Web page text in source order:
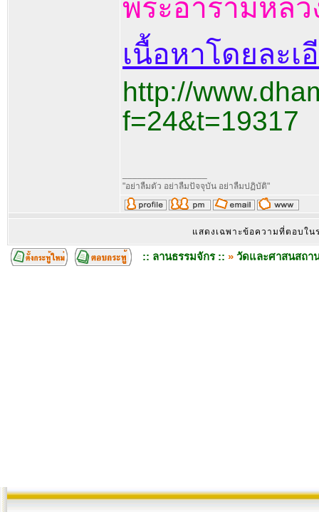
พระอารามหล
เนื้อหาโดยละ
http://
f=24&t=19317
"อย่าลืมตัว อย่าลืมปัจจุบัน อย่าลืมปฏิบัติ"
แสดงเฉพาะข้อความที่ตอบใน
:: ลานธรรมจักร :: » วัดและศาสนสถา